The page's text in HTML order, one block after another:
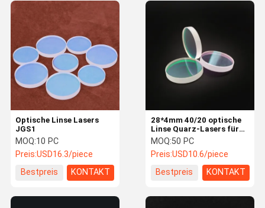
Optische Linse Lasers
JGS1
MOQ:10 PC
Preis:USD16.3/piece
Bestpreis
KONTAKT
28*4mm 40/20 optische
Linse Quarz-Lasers für
Laser-Ausschnitt-Kopf
MOQ:50 PC
Preis:USD10.6/piece
Bestpreis
KONTAKT